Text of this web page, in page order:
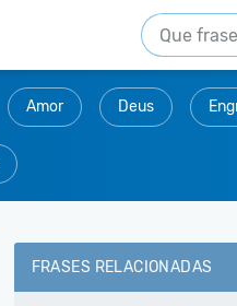
Amor Deus
FRASES RELACIONADAS